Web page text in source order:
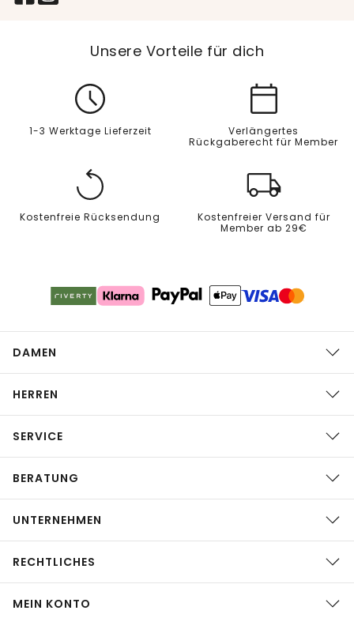
Unsere Vorteile für dich
1-3 Werktage Lieferzeit
Verlängertes
Rückgaberecht für Member
Kostenfreie Rücksendung
Kostenfreier Versand für
Member ab 29€
DAMEN
HERREN
SERVICE
BERATUNG
UNTERNEHMEN
RECHTLICHES
MEIN KONTO